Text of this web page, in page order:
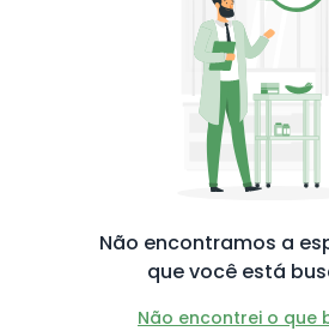
Não encontramos a
que você está
Não encontrei o que